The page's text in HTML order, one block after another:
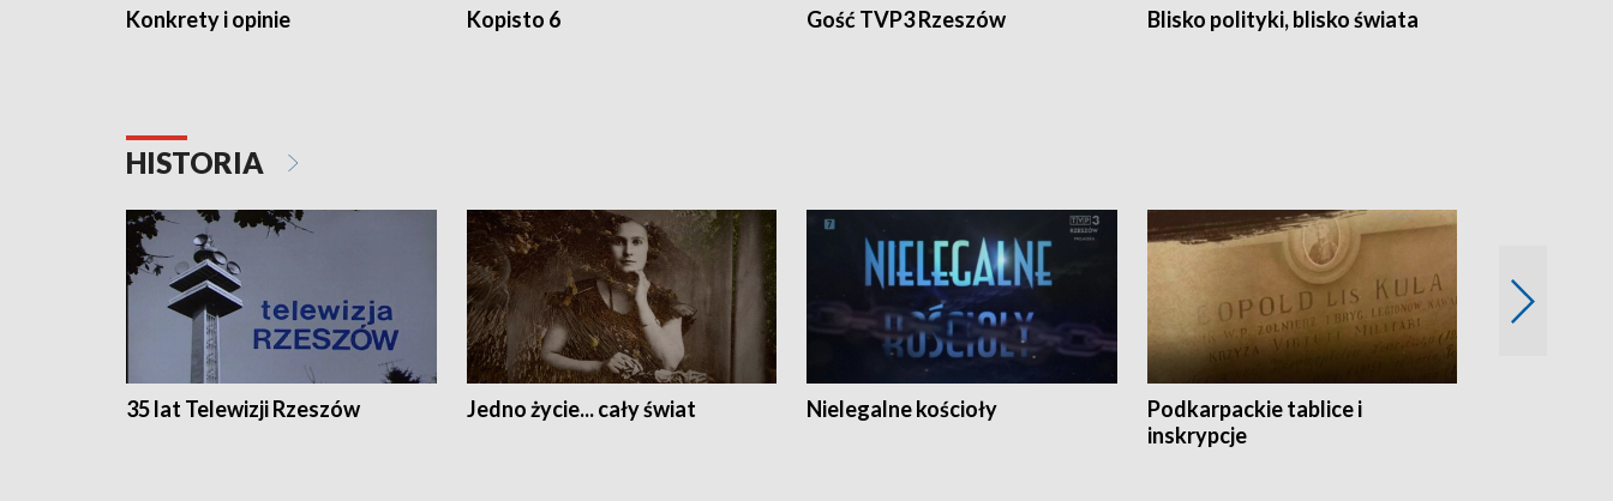
Konkrety i opinie Kopisto 6 Gość TVP3 Rzeszów Blisko polityki, blisko świata
HISTORIA
35 lat Telewizji Rzeszów Jedno życie... cały świat Nielegalne kościoły
Podkarpackie tablice i
inskrypcje